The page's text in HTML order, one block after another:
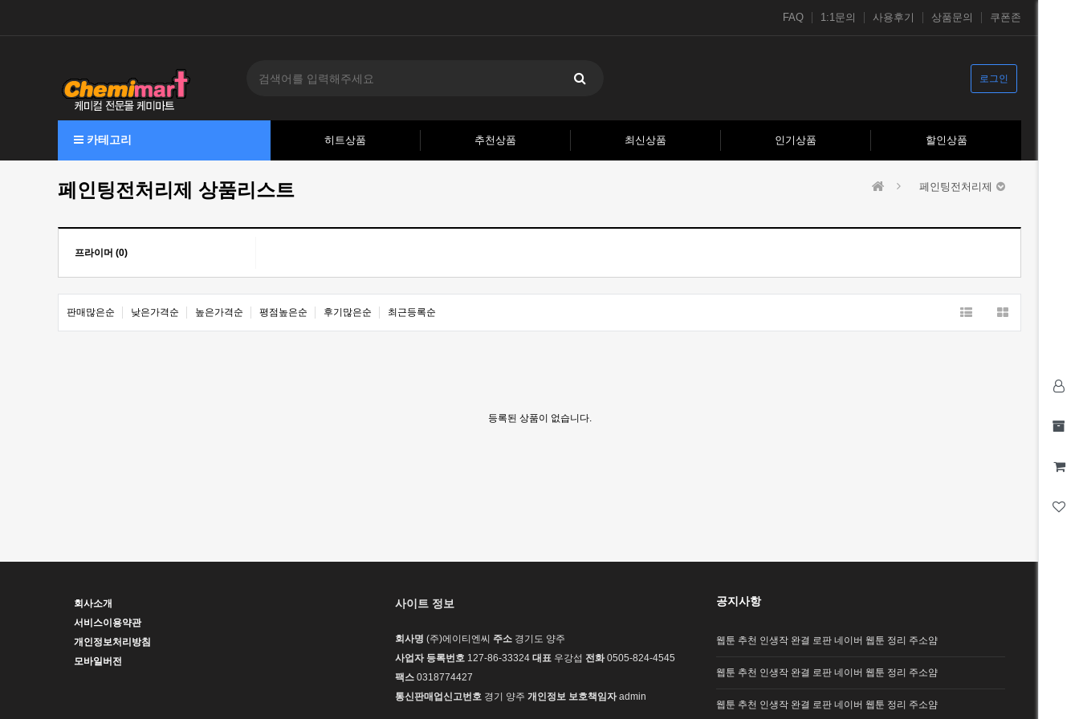
FAQ 1:1문의 사용후기 상품문의 쿠폰존
로그인
카테고리 히트상품 추천상품 최신상품 인기상품 할인상품
페인팅전처리제 상품리스트 페인팅전처리제
프라이머 (0)
판매많은순 낮은가격순 높은가격순 평점높은순 후기많은순 최근등록순
등록된 상품이 없습니다.
회사소개
서비스이용약관
개인정보처리방침
모바일버전
사이트 정보
회사명 (주)에이티엔씨 주소 경기도 양주
사업자 등록번호 127-86-33324 대표 우강섭 전화0505-824-4545
팩스 0318774427
통신판매업신고번호 경기 양주 개인정보 보호책임자admin
공지사항
웹툰 추천 인생작 완결 로판 네이버 웹툰 정리 주소얌
웹툰 추천 인생작 완결 로판 네이버 웹툰 정리 주소얌
웹툰 추천 인생작 완결 로판 네이버 웹툰 정리 주소얌